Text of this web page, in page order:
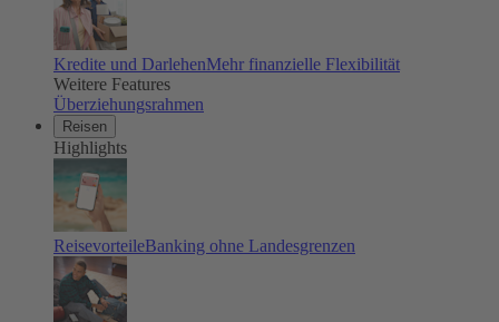
Kredite und DarlehenMehr finanzielle Flexibilität
Weitere Features
Überziehungsrahmen
Reisen
Highlights
ReisevorteileBanking ohne Landesgrenzen